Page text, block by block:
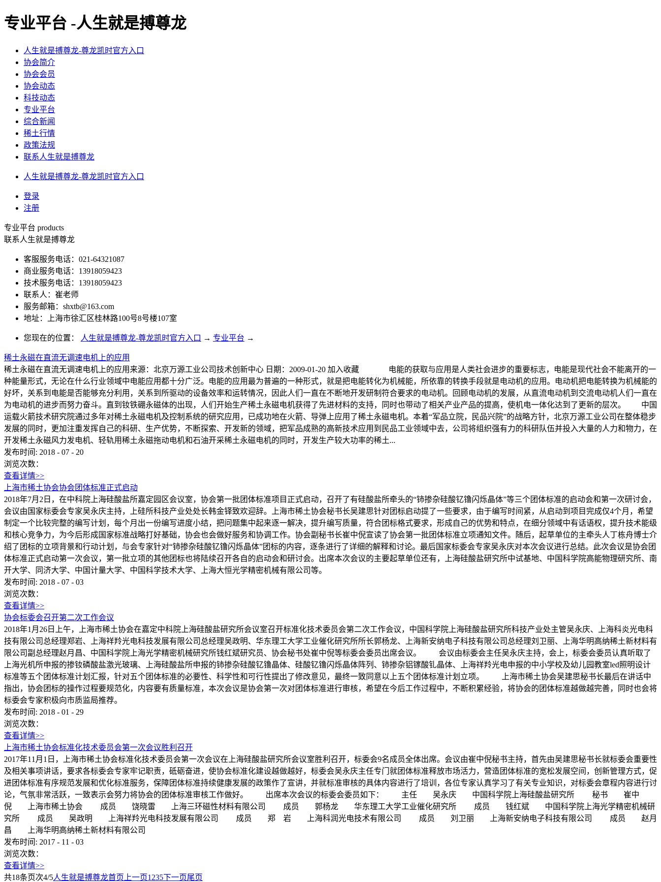
专业平台 -人生就是搏尊龙
人生就是搏尊龙-尊龙凯时官方入口
协会简介
协会会员
协会动态
科技动态
专业平台
综合新闻
稀土行情
政策法规
联系人生就是搏尊龙
人生就是搏尊龙-尊龙凯时官方入口
登录
注册
专业平台 products
联系人生就是搏尊龙
客服服务电话：021-64321087
商业服务电话：13918059423
技术服务电话：13918059423
联系人：崔老师
服务邮箱： shxtb@163.com
地址：上海市徐汇区桂林路100号8号楼107室
您现在的位置： 人生就是搏尊龙-尊龙凯时官方入口 → 专业平台 →
稀土永磁在直流无调速电机上的应用
稀土永磁在直流无调速电机上的应用来源：北京万源工业公司技术创新中心 日期：2009-01-20 加入收藏 电能的获取与应用是人类社会进步的重要标志，电能是现代社会不能离开的一
种能量形式，无论在什么行业领域中电能应用都十分广泛。电能的应用最为普遍的一种形式，就是把电能转化为机械能，所依靠的转换手段就是电动机的应用。电动机把电能转换为机械能的
好坏，关系到电能是否能够充分利用，关系到所驱动的设备效率和运转情况，因此人们一直在不断地开发研制符合要求的电动机。回顾电动机的发展，从直流电动机到交流电动机人们一直在
为电动机的进步而努力奋斗。直到钕铁硼永磁体的出现，人们开始生产稀土永磁电机获得了先进材料的支持，同时也带动了相关产业产品的提高，使机电一体化达到了更新的层次。 中国
运载火箭技术研究院通过多年对稀土永磁电机及控制系统的研究应用，已成功地在火箭、导弹上应用了稀土永磁电机。本着“军品立院，民品兴院”的战略方针，北京万源工业公司在整体稳步
发展的同时，更加注重发挥自己的科研、生产优势，不断探索、开发新的领域，把军品成熟的高新技术应用到民品工业领域中去，公司将组织强有力的科研队伍并投入大量的人力和物力，在
开发稀土永磁风力发电机、轻轨用稀土永磁拖动电机和石油开采稀土永磁电机的同时，开发生产较大功率的稀土...
发布时间: 2018 - 07 - 20
浏览次数：
查看详情>>
上海市稀土协会协会团体标准正式启动
2018年7月2日，在中科院上海硅酸盐所嘉定园区会议室，协会第一批团体标准项目正式启动，召开了有硅酸盐所牵头的“铈掺杂硅酸钇镥闪烁晶体”等三个团体标准的启动会和第一次研讨会，
会议由国家标委会专家吴永庆主持，上硅所科技产业处处长韩金铎致欢迎辞。上海市稀土协会秘书长吴建思针对团标启动提了一些要求，由于编写时间紧，从启动到项目完成仅4个月，希望
制定一个比较完整的编写计划，每个月出一份编写进度小结，把问题集中起来逐一解决，提升编写质量，符合团标格式要求，形成自己的优势和特点，在细分领域中有话语权，提升技术能级
和核心竞争力，为今后形成国家标准战略打好基础，协会也会做好服务和协调工作。协会副秘书长崔中倪宣读了协会第一批团体标准立项通知文件。随后，起草单位的主牵头人丁栋舟博士介
绍了团标的立项背景和行动计划，与会专家针对“铈掺杂硅酸钇镥闪烁晶体”团标的内容，逐条进行了详细的解释和讨论。最后国家标委会专家吴永庆对本次会议进行总结。此次会议是协会团
体标准正式启动第一次会议，第一批立项的其他团标也将陆续召开各自的启动会和研讨会。出席本次会议的主要起草单位还有，上海硅酸盐研究所中试基地、中国科学院高能物理研究所、南
开大学、同济大学、中国计量大学、中国科学技术大学、上海大恒光学精密机械有限公司等。
发布时间: 2018 - 07 - 03
浏览次数：
查看详情>>
协会标委会召开第二次工作会议
2018年1月26日上午，上海市稀土协会在嘉定中科院上海硅酸盐研究所会议室召开标准化技术委员会第二次工作会议，中国科学院上海硅酸盐研究所科技产业处主管吴永庆、上海科炎光电科
技有限公司总经理郑岩、上海祥羚光电科技发展有限公司总经理吴政明、华东理工大学工业催化研究所所长郭杨龙、上海新安纳电子科技有限公司总经理刘卫丽、上海华明高纳稀土新材料有
限公司副总经理赵月昌、中国科学院上海光学精密机械研究所钱红斌研究员、协会秘书处崔中倪等标委会委员出席会议。 会议由标委会主任吴永庆主持，会上，标委会委员认真听取了
上海光机所申报的掺钕磷酸盐激光玻璃、上海硅酸盐所申报的铈掺杂硅酸钇镥晶体、硅酸钇镥闪烁晶体阵列、铈掺杂铝镓酸钆晶体、上海祥羚光电申报的中小学校及幼儿园教室led照明设计
标准等五个团体标准计划汇报，针对五个团体标准的必要性、科学性和可行性提出了修改意见，最终一致同意以上五个团体标准计划立项。 上海市稀土协会吴建思秘书长最后在讲话中
指出，协会团标的操作过程要规范化，内容要有质量标准，本次会议是协会第一次对团体标准进行审核，希望在今后工作过程中，不断积累经验，将协会的团体标准越做越完善，同时也会将
标委会专家积极向市质监局推荐。
发布时间: 2018 - 01 - 29
浏览次数：
查看详情>>
上海市稀土协会标准化技术委员会第一次会议胜利召开
2017年11月1日，上海市稀土协会标准化技术委员会第一次会议在上海硅酸盐研究所会议室胜利召开，标委会9名成员全体出席。会议由崔中倪秘书主持，首先由吴建思秘书长就标委会重要性
及相关事项讲话，要求各标委会专家牢记职责，砥砺奋进，使协会标准化建设越做越好，标委会吴永庆主任专门就团体标准释放市场活力，营造团体标准的宽松发展空间，创新管理方式，促
进团体标准有序规范发展和优化标准服务，保障团体标准持续健康发展的政策作了宣讲，并就标准审核的具体内容进行了培训，各位专家认真学习了有关专业知识，对标委会章程内容进行讨
论，气氛非常活跃，一致表示会努力将协会的团体标准审核工作做好。 出席本次会议的标委会委员如下： 主任 吴永庆 中国科学院上海硅酸盐研究所 秘书 崔中
倪 上海市稀土协会 成员 饶晓雷 上海三环磁性材料有限公司 成员 郭杨龙 华东理工大学工业催化研究所 成员 钱红斌 中国科学院上海光学精密机械研
究所 成员 吴政明 上海祥羚光电科技发展有限公司 成员 郑 岩 上海科润光电技术有限公司 成员 刘卫丽 上海新安纳电子科技有限公司 成员 赵月
昌 上海华明高纳稀土新材料有限公司
发布时间: 2017 - 11 - 03
浏览次数：
查看详情>>
共18条页次4/5人生就是搏尊龙首页 上一页1 235下一页尾页